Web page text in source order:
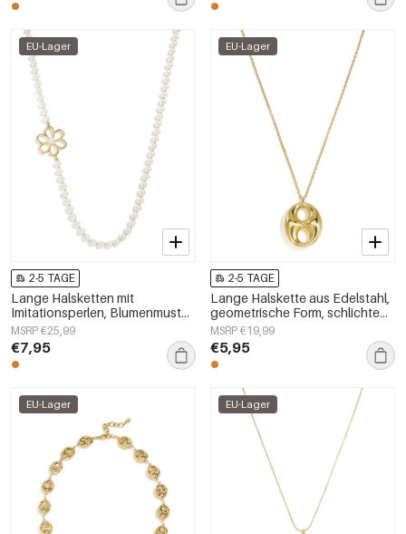
EU-Lager
2-5 TAGE
Lange Halsketten mit
Imitationsperlen, Blumenmuster,
schlichte und elegante
Damenschmuckserie
MSRP €25,99
€7,95
EU-Lager
2-5 TAGE
Lange Halskette aus Edelstahl,
geometrische Form, schlichte
Alltags-Serie, Damenschmuck
MSRP €19,99
€5,95
EU-Lager EU-Lager